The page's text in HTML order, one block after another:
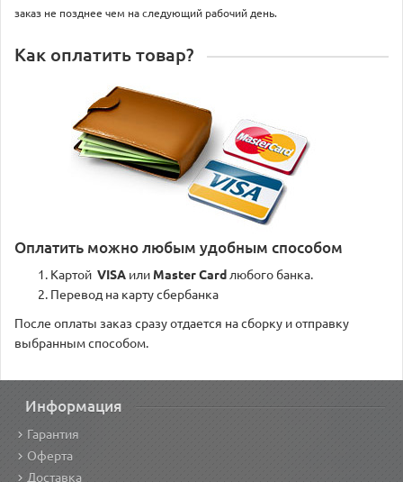
заказ не позднее чем на следующий рабочий день.
Как оплатить товар?
Оплатить можно любым удобным способом
Картой VISA или Master Card любого банка.
Перевод на карту сбербанка
После оплаты заказ сразу отдается на сборку и отправку
выбранным способом.
Информация
Гарантия
Оферта
Доставка